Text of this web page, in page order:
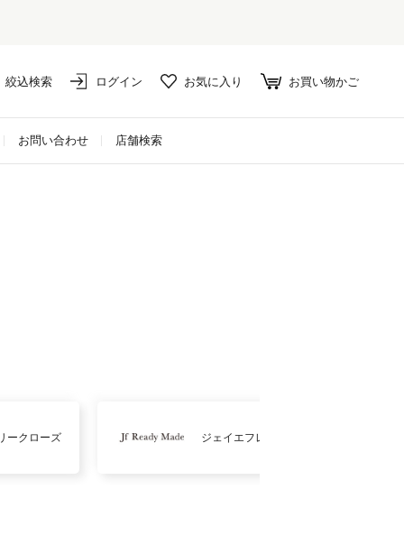
絞込検索 ログイン お気に入り お買い物かご
お問い合わせ 店舗検索
ークローズ ジェイエフレディメイド